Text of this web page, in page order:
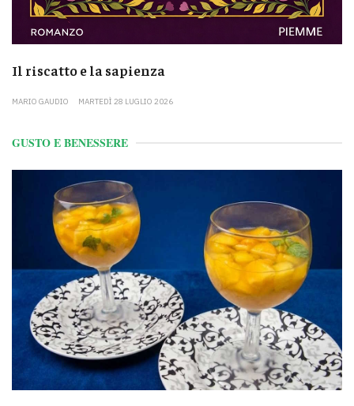
Il riscatto e la sapienza
MARIO GAUDIO MARTEDÌ 28 LUGLIO 2026
GUSTO E BENESSERE